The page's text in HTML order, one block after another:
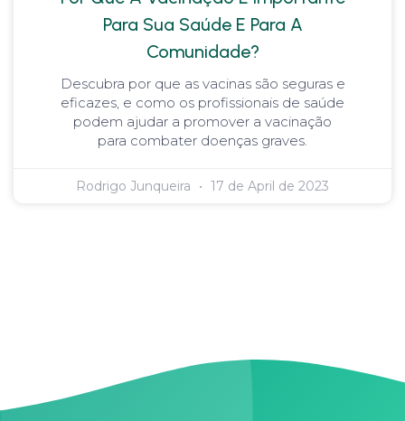
Para Sua Saúde E Para A
Comunidade?
Descubra por que as vacinas são seguras e
eficazes, e como os profissionais de saúde
podem ajudar a promover a vacinação
para combater doenças graves.
Rodrigo Junqueira 17 de April de 2023